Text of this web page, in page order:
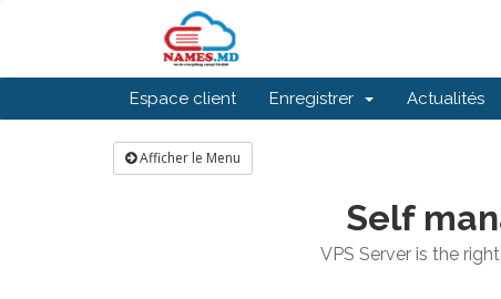
Espace client Enregistrer Actualités
Afficher le Menu
Self
VPS Server is the